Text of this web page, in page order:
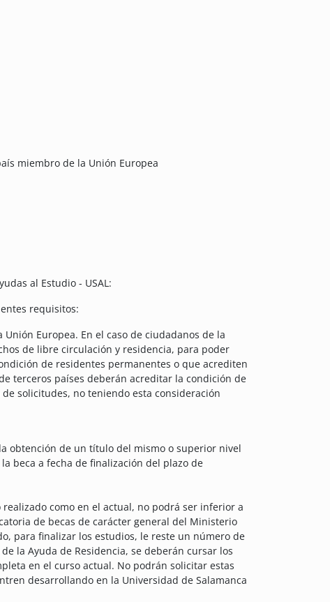
miembro de la Unión Europea
al Estudio - USAL:
requisitos:
Europea. En el caso de ciudadanos de la
de libre circulación y residencia, para poder
de residentes permanentes o que acrediten
terceros países deberán acreditar la condición de
solicitudes, no teniendo esta consideración
obtención de un título del mismo o superior nivel
beca a fecha de finalización del plazo de
como en el actual, no podrá ser inferior a
de becas de carácter general del Ministerio
para finalizar los estudios, le reste un número de
la Ayuda de Residencia, se deberán cursar los
en el curso actual. No podrán solicitar estas
desarrollando en la Universidad de Salamanca